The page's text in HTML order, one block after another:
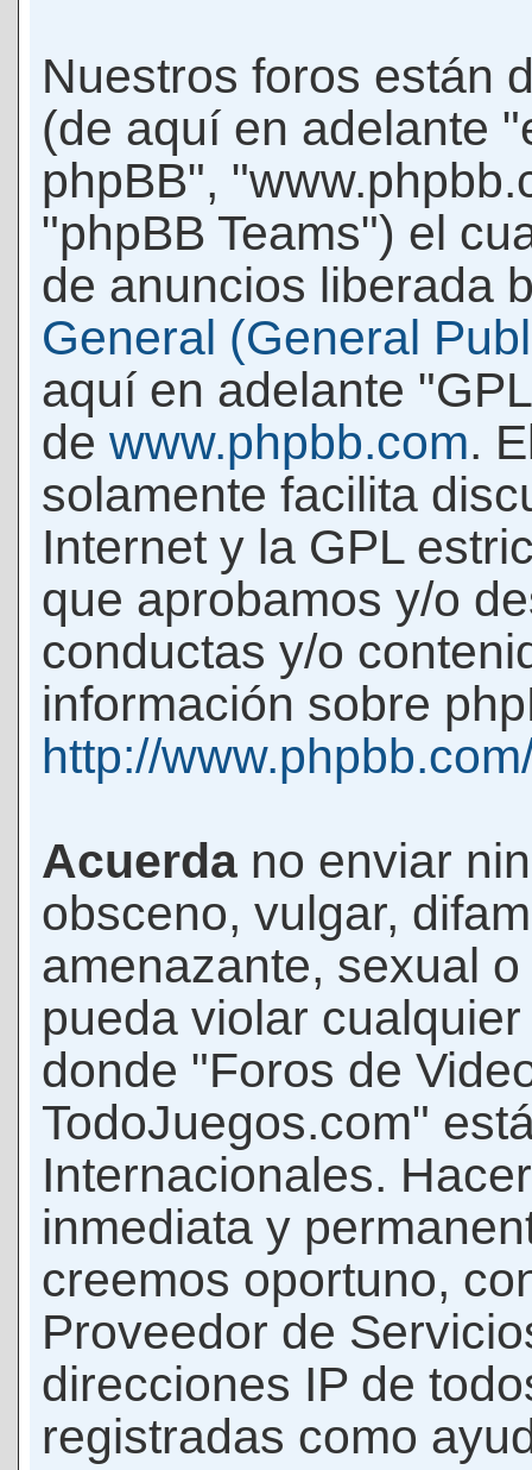
Nuestros foros están
(de aquí en adelante
phpBB",
"phpBB Teams") el
de anuncios liberada
General (General
aquí en adelante
de www.phpbb.com.
solamente facilita
Internet y la GPL
que aprobamos y/o
conductas y/o
información sobre
http://
Acuerda no enviar
obsceno, vulgar,
amenazante, sexual
pueda violar
donde "Foros de
TodoJuegos.com"
Internacionales.
inmediata y
creemos oportuno,
Proveedor de
direcciones IP de
registradas como